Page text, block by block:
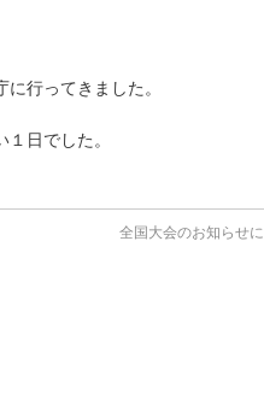
行ってきました。
日でした。
全国大会のお知らせに